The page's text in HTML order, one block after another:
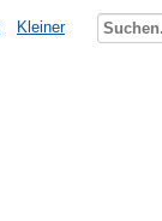
Kleiner